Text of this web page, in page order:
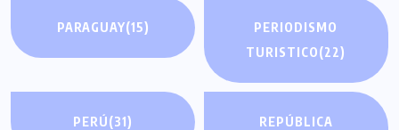
PARAGUAY(15)
PERIODISMO
TURISTICO(22)
PERÚ(31)
REPÚBLICA